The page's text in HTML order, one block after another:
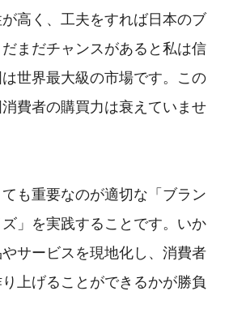
高く、工夫をすれば日本のブ
まだチャンスがあると私は信
世界最大級の市場です。この
費者の購買力は衰えていませ
も重要なのが適切な「ブラン
ズ」を実践することです。いか
サービスを現地化し、消費者
上げることができるかが勝負